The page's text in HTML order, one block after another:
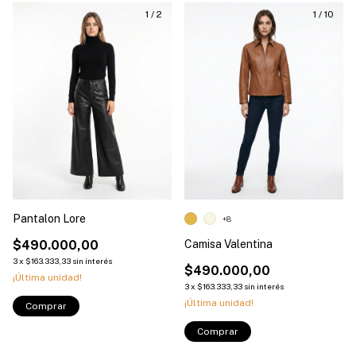
1 / 2
Pantalon Lore
$490.000,00
3x $163.333,33 sin interés
¡Última unidad!
Comprar
1 / 10
Camisa Valentina
$490.000,00
3x $163.333,33 sin interés
¡Última unidad!
+8
Comprar